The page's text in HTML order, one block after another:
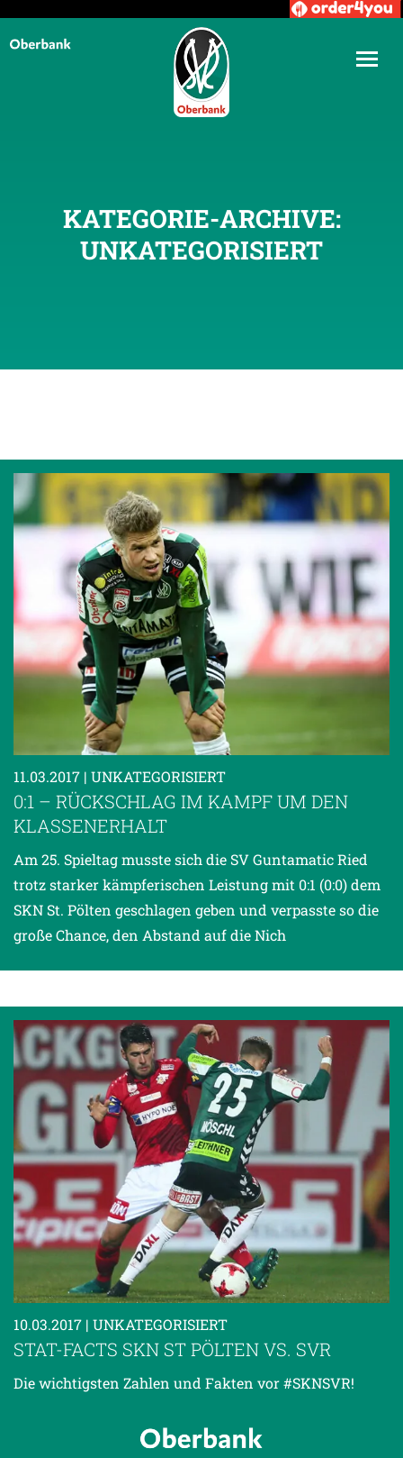
KATEGORIE-ARCHIVE:
UNKATEGORISIERT
11.03.2017 | UNKATEGORISIERT
0:1 – RÜCKSCHLAG IM KAMPF UM DEN
KLASSENERHALT
Am 25. Spieltag musste sich die SV Guntamatic Ried
trotz starker kämpferischen Leistung mit 0:1 (0:0) dem
SKN St. Pölten geschlagen geben und verpasste so die
große Chance, den Abstand auf die Nich
10.03.2017 | UNKATEGORISIERT
STAT-FACTS SKN ST PÖLTEN VS. SVR
Die wichtigsten Zahlen und Fakten vor #SKNSVR!